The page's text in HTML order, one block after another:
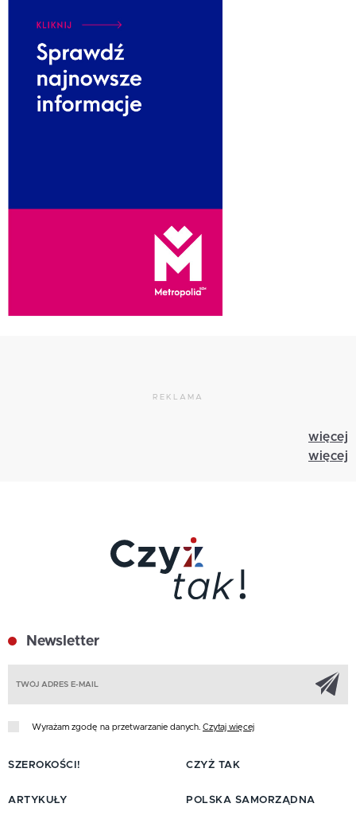
REKLAMA
więcej
więcej
Newsletter
Wyrażam zgodę na przetwarzanie danych. Czytaj więcej
SZEROKOŚCI!
ARTYKUŁY
CZYŻ TAK
POLSKA SAMORZĄDNA